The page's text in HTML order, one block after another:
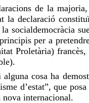
de la
declaració
socialdemocràcia
per a
Proletària)
alguna cosa ha
d’estat”, que
internacional.